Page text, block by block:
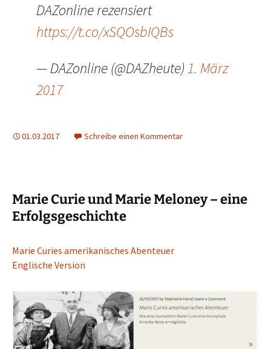
DAZonline rezensiert
https://t.co/xSQOsbIQBs
— DAZonline (@DAZheute)1. März
2017
01.03.2017 Schreibe einen Kommentar
Marie Curie und Marie Meloney – eine
Erfolgsgeschichte
Marie Curies amerikanisches Abenteuer
Englische Version